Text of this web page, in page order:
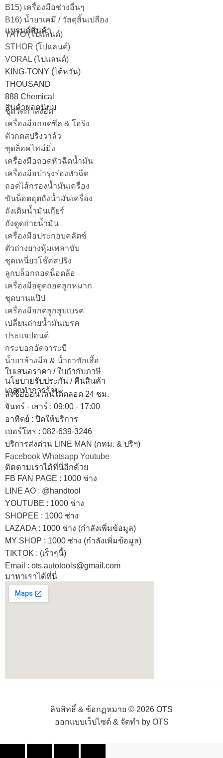
B15) เครื่องมือช่างอื่นๆ
B16) น้ำยาเคมี / วัสดุสิ้นเปลือง
แบรนด์สินค้า
YATO (โปแลนด์)
STHOR (โปแลนด์)
VORAL (โปแลนด์)
KING-TONY (ไต้หวัน)
THOUSAND
888 Chemical
สินค้ายอดนิยม
ชุดวัดกำลังอัด
เครื่องมือถอดซีล & โอริง
ตัวกดสปริงวาล์ว
ชุดล็อคไทม์มิ่ง
เครื่องมือถอดหัวฉีดน้ำมัน
เครื่องมือบำรุงร่องหัวฉีด
ถอดไส้กรองน้ำมันเครื่อง
ขันน็อตอุตถังน้ำมันเครื่อง
ถังเติมน้ำมันเกียร์
ถังดูดถ่ายน้ำมัน
เครื่องมือประกอบคลัตซ์
ตัวถ่างยางหุ้มเพลาขับ
ชุดเหนี่ยวโช๊คสปริง
ลูกบล็อกถอดน็อตล้อ
เครื่องมือดูดถอดลูกหมาก
ชุดบานแป๊ป
เครื่องมือกดลูกสูบเบรค
เปลี่ยนถ่ายน้ำมันเบรค
ประแจปอนด์
กระบอกอัดจาระบี
น้ำยาล้างมือ & น้ำยาซักเสื้อ
ใบเสนอราคา / ใบกำกับภาษี
นโยบายรับประกัน / คืนสินค้า
เวลาทำการร้าน
สั่งซื้อออนไลน์ได้ตลอด 24 ชม.
จันทร์ - เสาร์ : 09:00 - 17:00
อาทิตย์ : ปิดให้บริการ
เบอร์โทร : 082-639-3246
บริการส่งด่วน LINE MAN (กทม. & ปริฯ)
Facebook Whatsapp Youtube
ติดตามเราได้ที่นี่อีกด้วย
FB FAN PAGE : 1000 ช่าง
LINE AO : @handtool
YOUTUBE : 1000 ช่าง
SHOPEE : 1000 ช่าง
LAZADA: 1000 ช่าง (กำลังเพิ่มข้อมูล)
MY SHOP : 1000 ช่าง (กำลังเพิ่มข้อมูล)
TIKTOK : (เร็วๆนี้)
Email : ots.autotools@gmail.com
มาหาเราได้ที่นี่
ลิขสิทธิ์ & ข้อกฏหมาย © 2026 OTS
ออกแบบเว็ปไซด์ & จัดทำ by OTS